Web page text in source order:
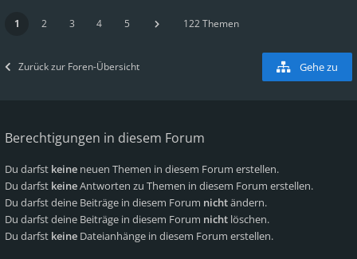
1 2 3 4 5 122 Themen
Zurück zur Foren-Übersicht Gehe zu
Berechtigungen in diesem Forum
Du darfst keine neuen Themen in diesem Forum erstellen.
Du darfst keineAntworten zu Themen in diesem Forum erstellen.
Du darfst deine Beiträge in diesem Forum nichtändern.
Du darfst deine Beiträge in diesem Forum nicht löschen.
Du darfst keine Dateianhänge in diesem Forum erstellen.